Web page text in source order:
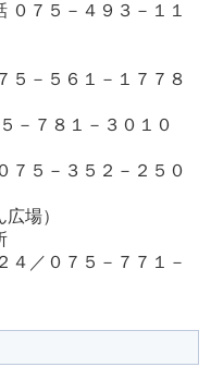
７５－４９３－１１
－５６１－１７７８
７８１－３０１０
５－３５２－２５０
場）
／０７５－７７１－